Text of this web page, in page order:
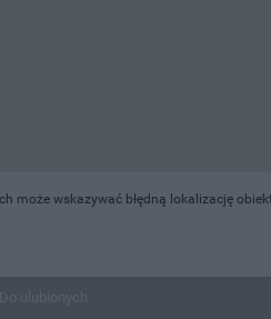
może wskazywać błędną lokalizację